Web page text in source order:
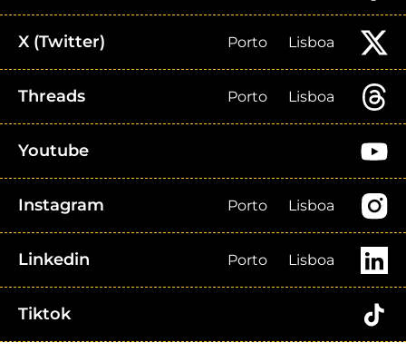
X (Twitter) Porto Lisboa
Threads Porto Lisboa
Youtube
Instagram Porto Lisboa
Linkedin Porto Lisboa
Tiktok